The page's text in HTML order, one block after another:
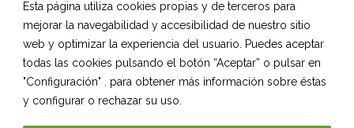
Esta página utiliza cookies propias y de terceros para
mejorar la navegabilidad y accesibilidad de nuestro sitio
web y optimizar la experiencia del usuario. Puedes aceptar
todas las cookies pulsando el botón “Aceptar” o pulsar en
"Configuración" . para obtener más información sobre éstas
y configurar o rechazar su uso.
BME y Deloitte
2024: un año de ‘indefinición’ para el
suministro industrial
Demanda laboral en la industria futura